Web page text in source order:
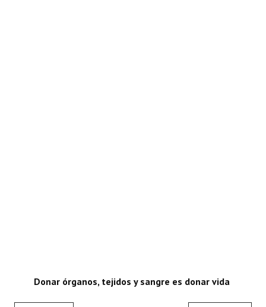
Donar órganos, tejidos y sangre es donar vida